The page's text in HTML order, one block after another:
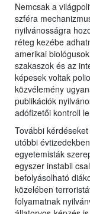
Nemcsak a
szféra
nyilvánosságra
réteg kezébe
amerikai
szakaszok és az
képesek voltak
közvélemény
publikációk
adófizetői kontroll
További
utóbbi
egyetemisták
egyszer instabil
befolyásolható
közelében
folyamatnak